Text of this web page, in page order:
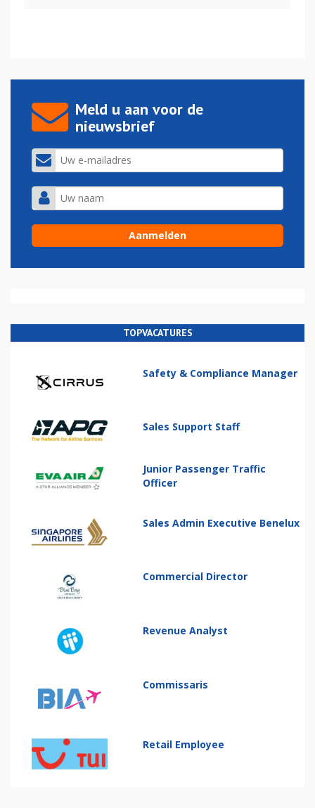
Meld u aan voor de
nieuwsbrief
TOPVACATURES
Safety & Compliance Manager
Sales Support Staff
Junior Passenger Traffic
Officer
Sales Admin Executive Benelux
Commercial Director
Revenue Analyst
Commissaris
Retail Employee